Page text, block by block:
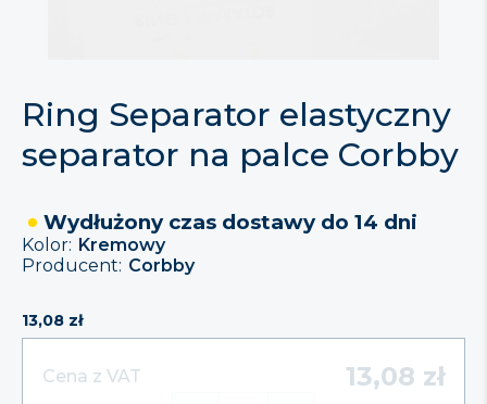
Ring Separator elastyczny
separator na palce Corbby
13,08 zł
Wydłużony czas dostawy do 14 dni
Kolor: Kremowy
Producent: Corbby
Cena z VAT 13,08 zł